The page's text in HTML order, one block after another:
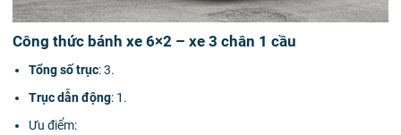
Công thức bánh xe 6×2 – xe 3 chân 1 cầu
Tổng số trục: 3.
Trục dẫn động: 1.
Ưu điểm: